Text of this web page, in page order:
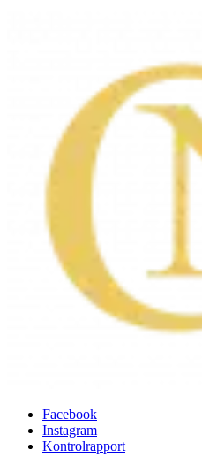
Facebook
Instagram
Kontrolrapport